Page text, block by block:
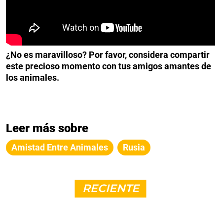
¿No es maravilloso? Por favor, considera compartir
este precioso momento con tus amigos amantes de
los animales.
Leer más sobre
Amistad Entre Animales Rusia
RECIENTE